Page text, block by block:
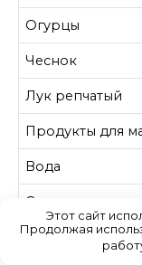
Огурцы
Чеснок
Лук репчатый
Продукты для
Вода
Сахар
Соль
Этот сайт
Продолжая